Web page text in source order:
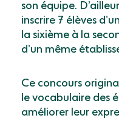
son équipe.
inscrire 7 élèves
la sixième à la
d’un même
Ce concours
le vocabulaire des
améliorer leur